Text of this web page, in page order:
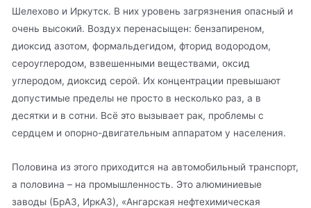
Шелехово и Иркутск. В них уровень загрязнения опасный и
очень высокий. Воздух перенасыщен: бензапиреном,
диоксид азотом, формальдегидом, фторид водородом,
сероуглеродом, взвешенными веществами, оксид
углеродом, диоксид серой. Их концентрации превышают
допустимые пределы не просто в несколько раз, а в
десятки и в сотни. Всё это вызывает рак, проблемы с
сердцем и опорно-двигательным аппаратом у населения.
Половина из этого приходится на автомобильный транспорт,
а половина – на промышленность. Это алюминиевые
заводы (БрАЗ, ИркАЗ), «Ангарская нефтехимическая